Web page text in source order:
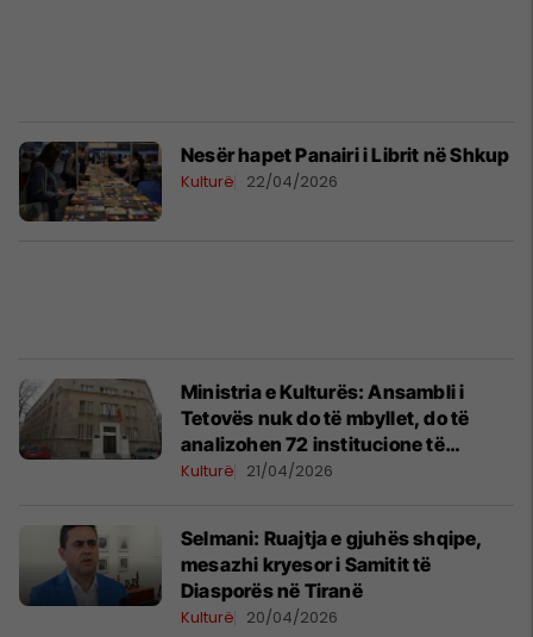
Nesër hapet Panairi i Librit në Shkup
Kulturë 22/04/2026
Ministria e Kulturës: Ansambli i
Tetovës nuk do të mbyllet, do të
analizohen 72 institucione të
kulturës
Kulturë 21/04/2026
Selmani: Ruajtja e gjuhës shqipe,
mesazhi kryesor i Samitit të
Diasporës në Tiranë
Kulturë 20/04/2026